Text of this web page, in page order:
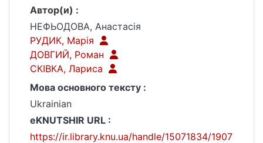
Автор(и) :
НЕФЬОДОВА, Анастасія
РУДИК, Марія
ДОВГИЙ, Роман
СКІВКА, Лариса
Мова основного тексту :
Ukrainian
eKNUTSHIR URL :
https://ir.library.knu.ua/handle/15071834/1907